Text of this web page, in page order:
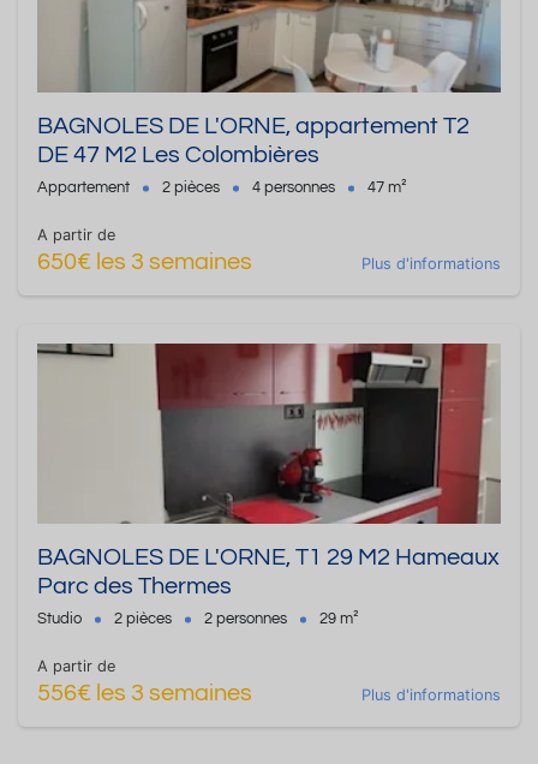
BAGNOLES DE L'ORNE, appartement T2
DE 47 M2 Les Colombières
Appartement 2 pièces 4 personnes 47 m²
A partir de
650€ les 3 semaines Plus d'informations
BAGNOLES DE L'ORNE, T1 29 M2 Hameaux
Parc des Thermes
Studio 2 pièces 2 personnes 29 m²
A partir de
556€ les 3 semaines Plus d'informations